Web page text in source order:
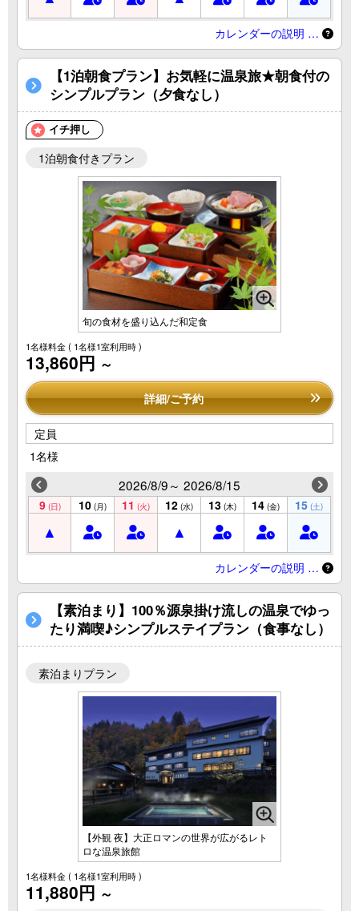
カレンダーの説明 …
【1泊朝食プラン】お気軽に温泉旅★朝食付の
シンプルプラン（夕食なし）
イチ押し
1泊朝食付きプラン
旬の食材を盛り込んだ和定食
1名様料金( 1名様1室利用時 )
13,860円 ～
詳細/ご予約
定員
1名様
2026/8/9～ 2026/8/15
9 (日) 10 (月) 11 (火) 12 (水) 13 (木) 14 (金) 15 (土)
カレンダーの説明 …
【素泊まり】100％源泉掛け流しの温泉でゆっ
たり満喫♪シンプルステイプラン（食事なし）
素泊まりプラン
【外観 夜】大正ロマンの世界が広がるレト
ロな温泉旅館
1名様料金( 1名様1室利用時 )
11,880円 ～